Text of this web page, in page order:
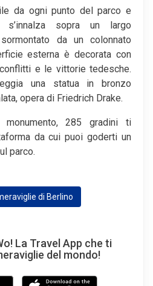
da ogni punto del parco e
sopra un largo
da un colonnato
esterna è decorata con
e le vittorie tedesche.
una statua in bronzo
opera di Friedrich Drake.
monumento, 285 gradini ti
da cui puoi goderti un
parco.
di Berlino
La Travel App che ti
del mondo!